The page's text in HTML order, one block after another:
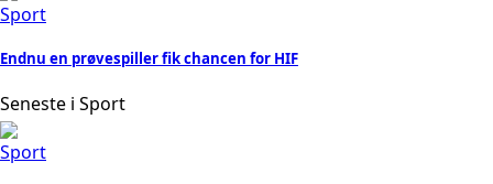
Sport
Endnu en prøvespiller fik chancen for HIF
Seneste i Sport
Sport